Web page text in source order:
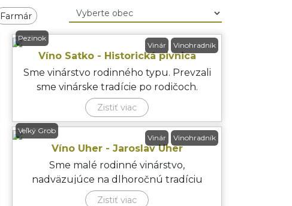
Farmár
Vinár Vinohradník
Pezinok
Víno Satko - Historická pivnica
Sme vinárstvo rodinného typu. Prevzali
sme vinárske tradície po rodičoch.
Vinárstvo sa nachádza v hi
Zistiť viac
Vinár Vinohradník
Veľký Grob
Víno Uher - Jaroslav Uher
Sme malé rodinné vinárstvo,
nadväzujúce na dlhoročnú tradíciu
výroby vína našich predkov. Vinárstvo
Zistiť viac